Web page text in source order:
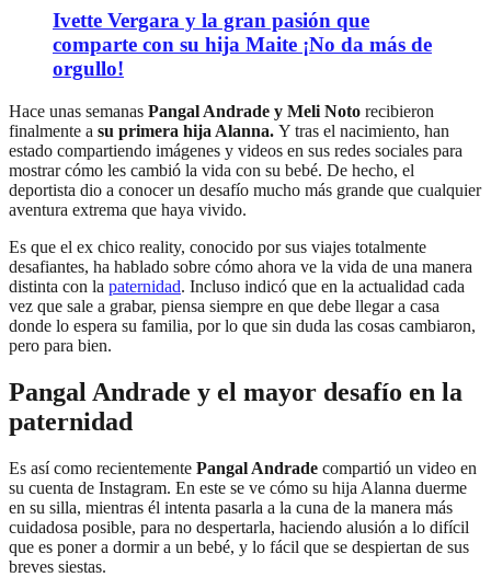
Ivette Vergara y la gran pasión que
comparte con su hija Maite ¡No da más de
orgullo!
Hace unas semanas Pangal Andrade y Meli Noto recibieron
finalmente a su primera hija Alanna. Y tras el nacimiento, han
estado compartiendo imágenes y videos en sus redes sociales para
mostrar cómo les cambió la vida con su bebé. De hecho, el
deportista dio a conocer un desafío mucho más grande que cualquier
aventura extrema que haya vivido.
Es que el ex chico reality, conocido por sus viajes totalmente
desafiantes, ha hablado sobre cómo ahora ve la vida de una manera
distinta con la paternidad. Incluso indicó que en la actualidad cada
vez que sale a grabar, piensa siempre en que debe llegar a casa
donde lo espera su familia, por lo que sin duda las cosas cambiaron,
pero para bien.
Pangal Andrade y el mayor desafío en la
paternidad
Es así como recientemente Pangal Andrade compartió un video en
su cuenta de Instagram. En este se ve cómo su hija Alanna duerme
en su silla, mientras él intenta pasarla a la cuna de la manera más
cuidadosa posible, para no despertarla, haciendo alusión a lo difícil
que es poner a dormir a un bebé, y lo fácil que se despiertan de sus
breves siestas.